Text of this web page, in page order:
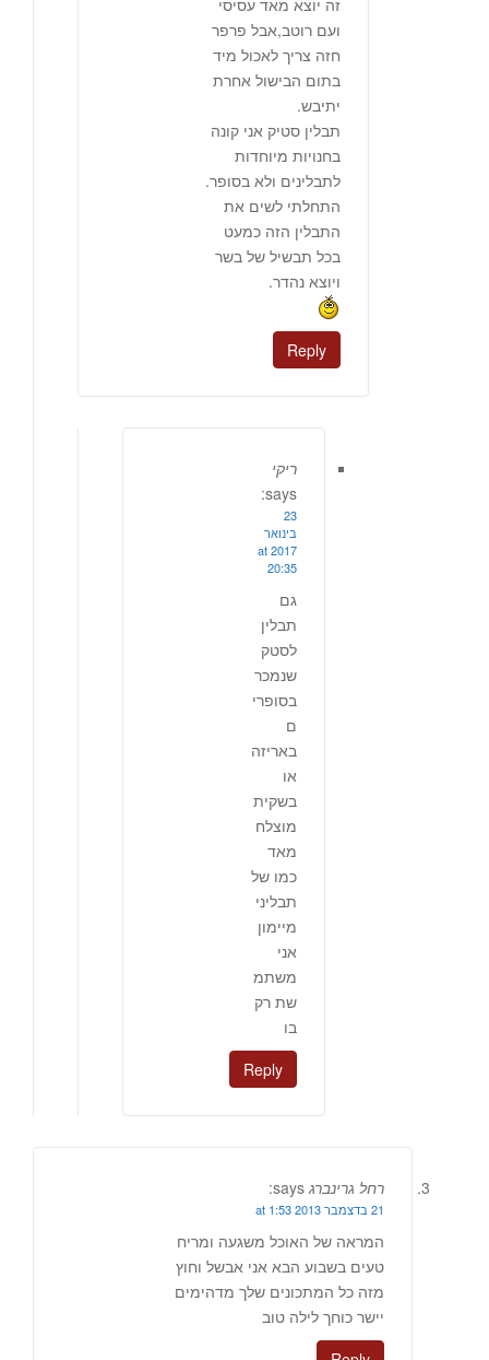
ועם רוטב,אבל פרפר
חזה צריך לאכול מיד
בתום הבישול אחרת
יתיבש.
תבלין סטיק אני קונה
בחנויות מיוחדות
לתבלינים ולא בסופר.
התחלתי לשים את
התבלין הזה כמעט
בכל תבשיל של בשר
ויוצא נהדר.
Reply
ריקי
says:
23
בינואר
2017 at
20:35
גם
תבלין
לסטק
שנמכר
בסופרי
ם
באריזה
או
בשקית
מוצלח
מאד
כמו של
תבליני
מיימון
אני
משתמ
שת רק
בו
Reply
רחל גרינברג says:
21 בדצמבר 2013 at 1:53
המראה של האוכל משגעה ומריח
טעים בשבוע הבא אני אבשל וחוץ
מזה כל המתכונים שלך מדהימים
יישר כוחך לילה טוב